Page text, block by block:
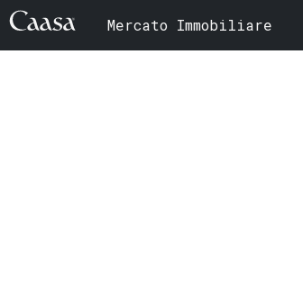
Mercato Immobiliare